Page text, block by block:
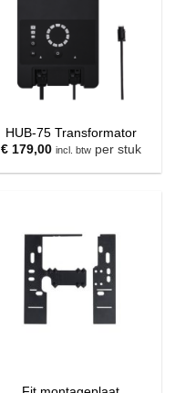
HUB-75 Transformator
€179,00 incl. btwper stuk